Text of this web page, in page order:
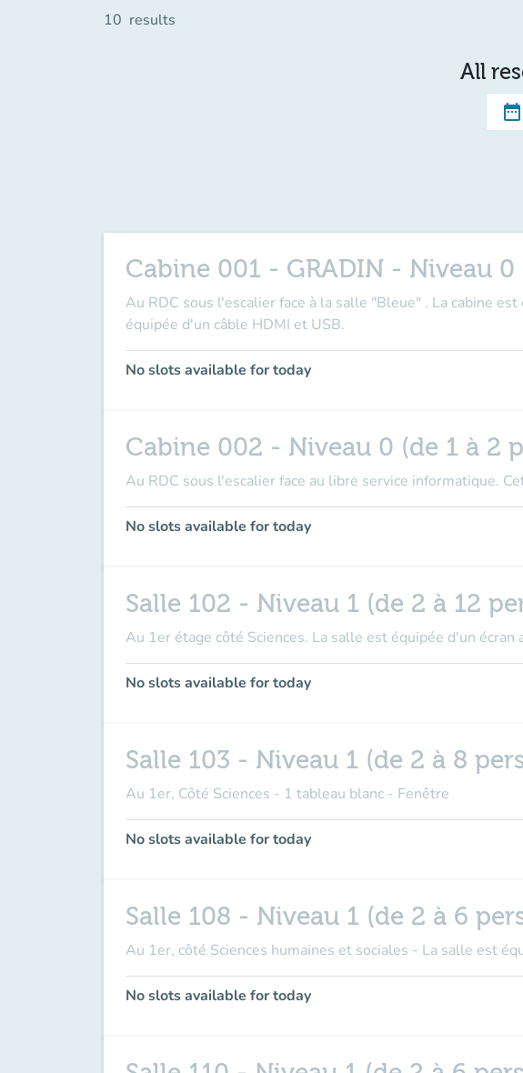
10 results
All
date_range
Cabine 001 - GRADIN - Niveau 0
Au RDC sous l'escalier face à la salle "Bleue" . La cabine
équipée d'un câble HDMI et USB.
No slots available for today
Cabine 002 - Niveau 0 (de 1 à 2
Au RDC sous l'escalier face au libre service informatique.
No slots available for today
Salle 102 - Niveau 1 (de 2 à 12
Au 1er étage côté Sciences. La salle est équipée d'un
No slots available for today
Salle 103 - Niveau 1 (de 2 à 8
Au 1er, Côté Sciences - 1 tableau blanc - Fenêtre
No slots available for today
Salle 108 - Niveau 1 (de 2 à 6
Au 1er, côté Sciences humaines et sociales - La salle est
No slots available for today